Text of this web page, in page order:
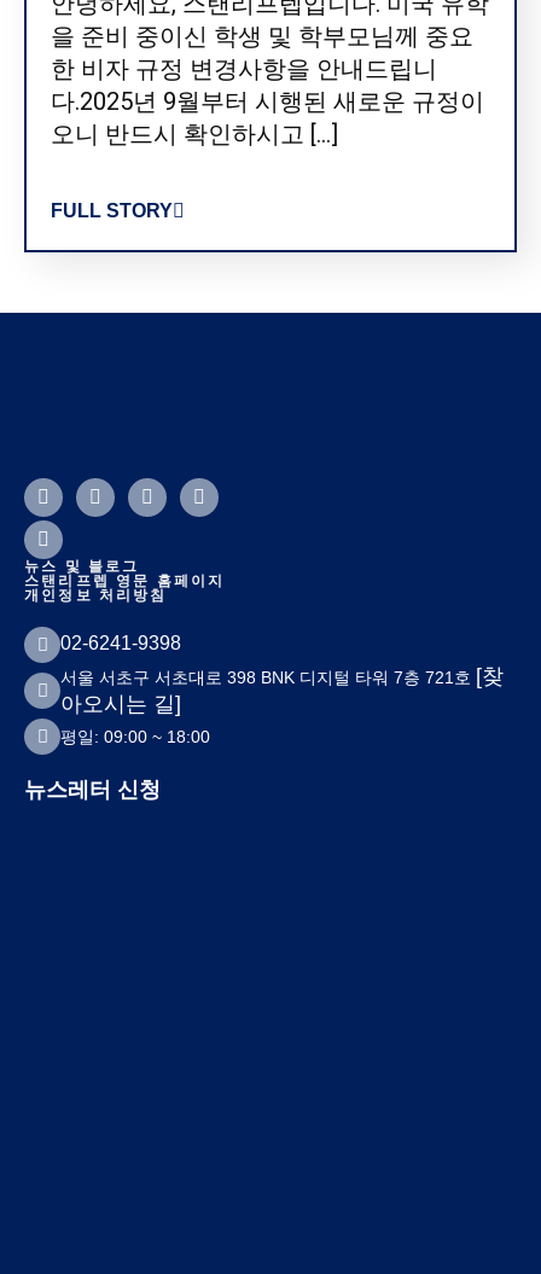
을 준비 중이신 학생 및 학부모님께 중요
한 비자 규정 변경사항을 안내드립니
다.2025년 9월부터 시행된 새로운 규정이
오니 반드시 확인하시고 […]
FULL STORY
F
a
c
e
b
o
o
k
X
-
t
i
t
r
L
i
n
d
i
I
n
s
g
Y
o
u
t
u
b
e
뉴스 및 블로그
스탠리프렙 영문 홈페이지
개인정보 처리방침
02-6241-9398
서울 서초구 서초대로 398 BNK 디지털 타워 7층 721호 [찾
아오시는 길]
평일: 09:00 ~ 18:00
뉴스레터 신청